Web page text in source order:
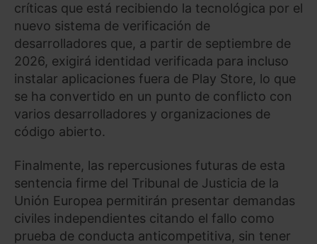
críticas que está recibiendo la tecnológica por el
nuevo sistema de verificación de
desarrolladores que, a partir de septiembre de
2026, exigirá identidad verificada para incluso
instalar aplicaciones fuera de Play Store, lo que
se ha convertido en un punto de conflicto con
varios desarrolladores y organizaciones de
código abierto.
Finalmente, las repercusiones futuras de esta
sentencia firme del Tribunal de Justicia de la
Unión Europea permitirán presentar demandas
civiles independientes citando el fallo como
prueba de conducta anticompetitiva, sin tener